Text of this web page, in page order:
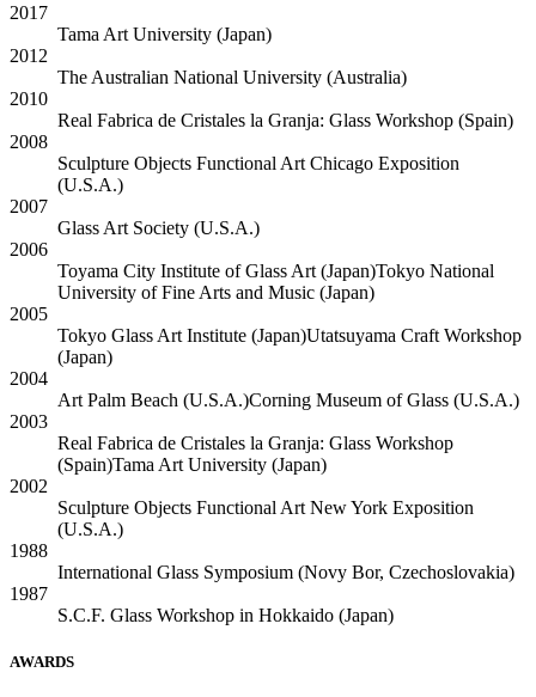
2017
Tama Art University (Japan)
2012
The Australian National University (Australia)
2010
Real Fabrica de Cristales la Granja: Glass Workshop (Spain)
2008
Sculpture Objects Functional Art Chicago Exposition
(U.S.A.)
2007
Glass Art Society (U.S.A.)
2006
Toyama City Institute of Glass Art (Japan)Tokyo National
University of Fine Arts and Music (Japan)
2005
Tokyo Glass Art Institute (Japan)Utatsuyama Craft Workshop
(Japan)
2004
Art Palm Beach (U.S.A.)Corning Museum of Glass (U.S.A.)
2003
Real Fabrica de Cristales la Granja: Glass Workshop
(Spain)Tama Art University (Japan)
2002
Sculpture Objects Functional Art New York Exposition
(U.S.A.)
1988
International Glass Symposium (Novy Bor, Czechoslovakia)
1987
S.C.F. Glass Workshop in Hokkaido (Japan)
AWARDS